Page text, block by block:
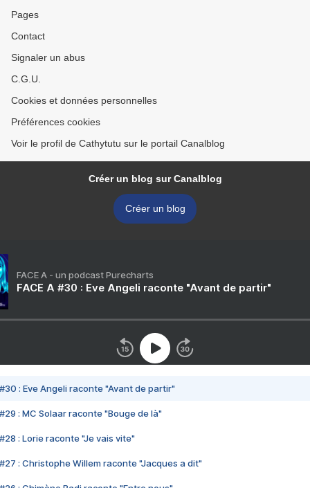
Pages
Contact
Signaler un abus
C.G.U.
Cookies et données personnelles
Préférences cookies
Voir le profil de Cathytutu sur le portail Canalblog
Créer un blog sur Canalblog
Créer un blog
FACE A - un podcast Purecharts
FACE A #30 : Eve Angeli raconte "Avant de partir"
#30 : Eve Angeli raconte "Avant de partir"
#29 : MC Solaar raconte "Bouge de là"
#28 : Lorie raconte "Je vais vite"
#27 : Christophe Willem raconte "Jacques a dit"